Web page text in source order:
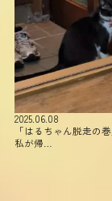
2025.06.08
「はるちゃん脱走の巻
私が帰…